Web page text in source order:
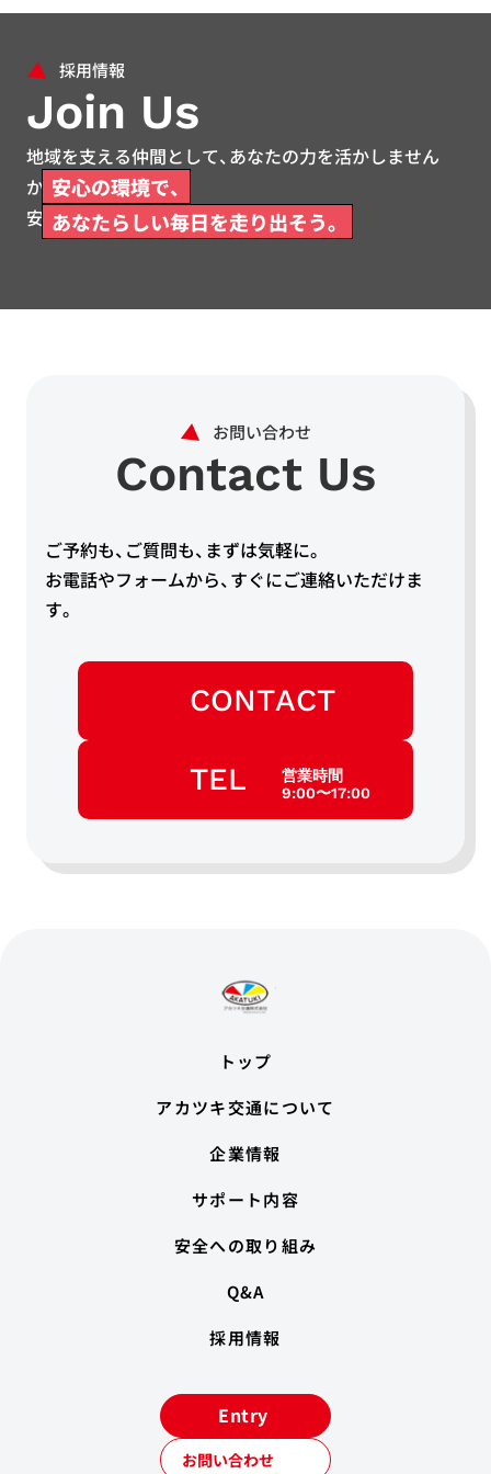
Join Us
地域を支える仲間として、あなたの力を活かしません
か。
安心して働ける環境をご用意しています。
安心の環境で、
あなたらしい毎日を走り出そう。
Contact Us
ご予約も、ご質問も、まずは気軽に。
お電話やフォームから、すぐにご連絡いただけま
す。
CONTACT
TEL
営業時間
9:00〜17:00
トップ
アカツキ交通について
企業情報
サポート内容
安全への取り組み
Q&A
採用情報
お問い合わせ
Entry